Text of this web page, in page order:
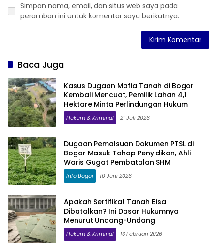
Simpan nama, email, dan situs web saya pada
peramban ini untuk komentar saya berikutnya.
Baca Juga
Kasus Dugaan Mafia Tanah di Bogor
Kembali Mencuat, Pemilik Lahan 4,1
Hektare Minta Perlindungan Hukum
Hukum & Kriminal 21 Juli 2026
Dugaan Pemalsuan Dokumen PTSL di
Bogor Masuk Tahap Penyidikan, Ahli
Waris Gugat Pembatalan SHM
Info Bogor 10 Juni 2026
Apakah Sertifikat Tanah Bisa
Dibatalkan? Ini Dasar Hukumnya
Menurut Undang-Undang
Hukum & Kriminal 13 Februari 2026